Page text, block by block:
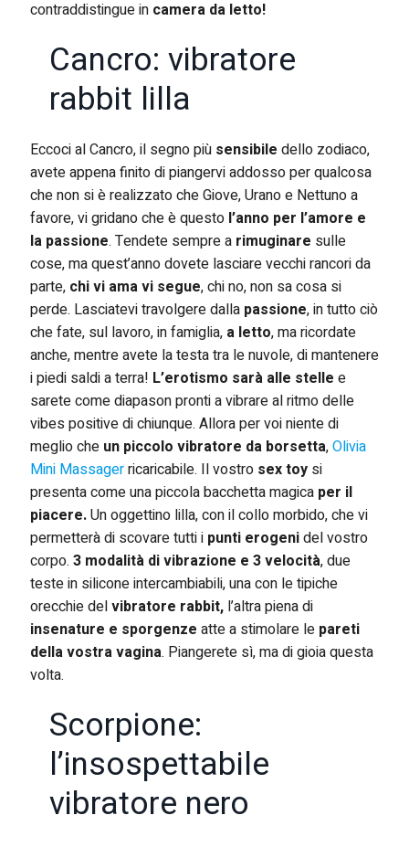
contraddistingue incamera da letto!
Cancro: vibratore
rabbit lilla
Eccoci al Cancro, il segno più sensibile dello zodiaco,
avete appena finito di piangervi addosso per qualcosa
che non si è realizzato che Giove, Urano e Nettuno a
favore, vi gridano che è questo l’anno per l’amore e
la passione. Tendete sempre a rimuginare sulle
cose, ma quest’anno dovete lasciare vecchi rancori da
parte, chi vi ama vi segue, chi no, non sa cosa si
perde. Lasciatevi travolgere dalla passione, in tutto ciò
che fate, sul lavoro, in famiglia, a letto, ma ricordate
anche, mentre avete la testa tra le nuvole, di mantenere
i piedi saldi a terra! L’erotismo sarà alle stelle e
sarete come diapason pronti a vibrare al ritmo delle
vibes positive di chiunque. Allora per voi niente di
meglio che un piccolo vibratore da borsetta,Olivia
Mini Massagerricaricabile. Il vostro sex toysi
presenta come una piccola bacchetta magica per il
piacere.Un oggettino lilla, con il collo morbido, che vi
permetterà di scovare tutti i punti erogenidel vostro
corpo. 3 modalità di vibrazione e 3 velocità, due
teste in silicone intercambiabili, una con le tipiche
orecchie delvibratore rabbit,l’altra piena di
insenature e sporgenze atte a stimolare lepareti
della vostra vagina. Piangerete sì, ma di gioia questa
volta.
Scorpione:
l’insospettabile
vibratore nero